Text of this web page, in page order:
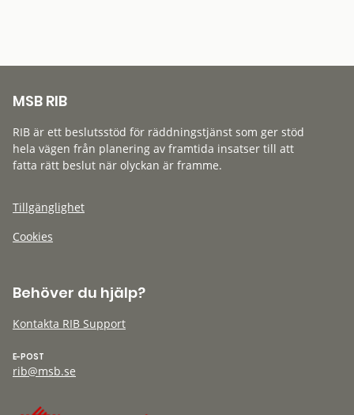
MSB RIB
RIB är ett beslutsstöd för räddningstjänst som ger stöd
hela vägen från planering av framtida insatser till att
fatta rätt beslut när olyckan är framme.
Tillgänglighet
Cookies
Behöver du hjälp?
Kontakta RIB Support
E-POST
rib@msb.se